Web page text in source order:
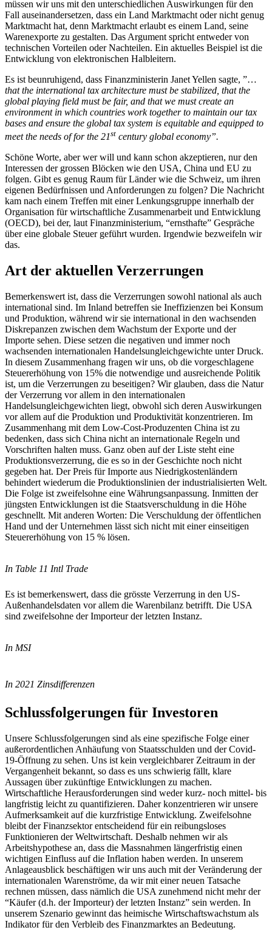
müssen wir uns mit den unterschiedlichen Auswirkungen für den
Fall auseinandersetzen, dass ein Land Marktmacht oder nicht genug
Marktmacht hat, denn Marktmacht erlaubt es einem Land, seine
Warenexporte zu gestalten. Das Argument spricht entweder von
technischen Vorteilen oder Nachteilen. Ein aktuelles Beispiel ist die
Entwicklung von elektronischen Halbleitern.
Es ist beunruhigend, dass Finanzministerin Janet Yellen sagte, ”…
that the international tax architecture must be stabilized, that the
global playing field must be fair, and that we must create an
environment in which countries work together to maintain our tax
bases and ensure the global tax system is equitable and equipped to
meet the needs of for the 21st century global economy”.
Schöne Worte, aber wer will und kann schon akzeptieren, nur den
Interessen der grossen Blöcken wie den USA, China und EU zu
folgen. Gibt es genug Raum für Länder wie die Schweiz, um ihren
eigenen Bedürfnissen und Anforderungen zu folgen? Die Nachricht
kam nach einem Treffen mit einer Lenkungsgruppe innerhalb der
Organisation für wirtschaftliche Zusammenarbeit und Entwicklung
(OECD), bei der, laut Finanzministerium, “ernsthafte” Gespräche
über eine globale Steuer geführt wurden. Irgendwie bezweifeln wir
das.
Art der aktuellen Verzerrungen
Bemerkenswert ist, dass die Verzerrungen sowohl national als auch
international sind. Im Inland betreffen sie Ineffizienzen bei Konsum
und Produktion, während wir sie international in den wachsenden
Diskrepanzen zwischen dem Wachstum der Exporte und der
Importe sehen. Diese setzen die negativen und immer noch
wachsenden internationalen Handelsungleichgewichte unter Druck.
In diesem Zusammenhang fragen wir uns, ob die vorgeschlagene
Steuererhöhung von 15% die notwendige und ausreichende Politik
ist, um die Verzerrungen zu beseitigen? Wir glauben, dass die Natur
der Verzerrung vor allem in den internationalen
Handelsungleichgewichten liegt, obwohl sich deren Auswirkungen
vor allem auf die Produktion und Produktivität konzentrieren. Im
Zusammenhang mit dem Low-Cost-Produzenten China ist zu
bedenken, dass sich China nicht an internationale Regeln und
Vorschriften halten muss. Ganz oben auf der Liste steht eine
Produktionsverzerrung, die es so in der Geschichte noch nicht
gegeben hat. Der Preis für Importe aus Niedrigkostenländern
behindert wiederum die Produktionslinien der industrialisierten Welt.
Die Folge ist zweifelsohne eine Währungsanpassung. Inmitten der
jüngsten Entwicklungen ist die Staatsverschuldung in die Höhe
geschnellt. Mit anderen Worten: Die Verschuldung der öffentlichen
Hand und der Unternehmen lässt sich nicht mit einer einseitigen
Steuererhöhung von 15 % lösen.
In Table 11 Intl Trade
Es ist bemerkenswert, dass die grösste Verzerrung in den US-
Außenhandelsdaten vor allem die Warenbilanz betrifft. Die USA
sind zweifelsohne der Importeur der letzten Instanz.
In MSI
In 2021 Zinsdifferenzen
Schlussfolgerungen für Investoren
Unsere Schlussfolgerungen sind als eine spezifische Folge einer
außerordentlichen Anhäufung von Staatsschulden und der Covid-
19-Öffnung zu sehen. Uns ist kein vergleichbarer Zeitraum in der
Vergangenheit bekannt, so dass es uns schwierig fällt, klare
Aussagen über zukünftige Entwicklungen zu machen.
Wirtschaftliche Herausforderungen sind weder kurz- noch mittel- bis
langfristig leicht zu quantifizieren. Daher konzentrieren wir unsere
Aufmerksamkeit auf die kurzfristige Entwicklung. Zweifelsohne
bleibt der Finanzsektor entscheidend für ein reibungsloses
Funktionieren der Weltwirtschaft. Deshalb nehmen wir als
Arbeitshypothese an, dass die Massnahmen längerfristig einen
wichtigen Einfluss auf die Inflation haben werden. In unserem
Anlageausblick beschäftigen wir uns auch mit der Veränderung der
internationalen Warenströme, da wir mit einer neuen Tatsache
rechnen müssen, dass nämlich die USA zunehmend nicht mehr der
“Käufer (d.h. der Importeur) der letzten Instanz” sein werden. In
unserem Szenario gewinnt das heimische Wirtschaftswachstum als
Indikator für den Verbleib des Finanzmarktes an Bedeutung.